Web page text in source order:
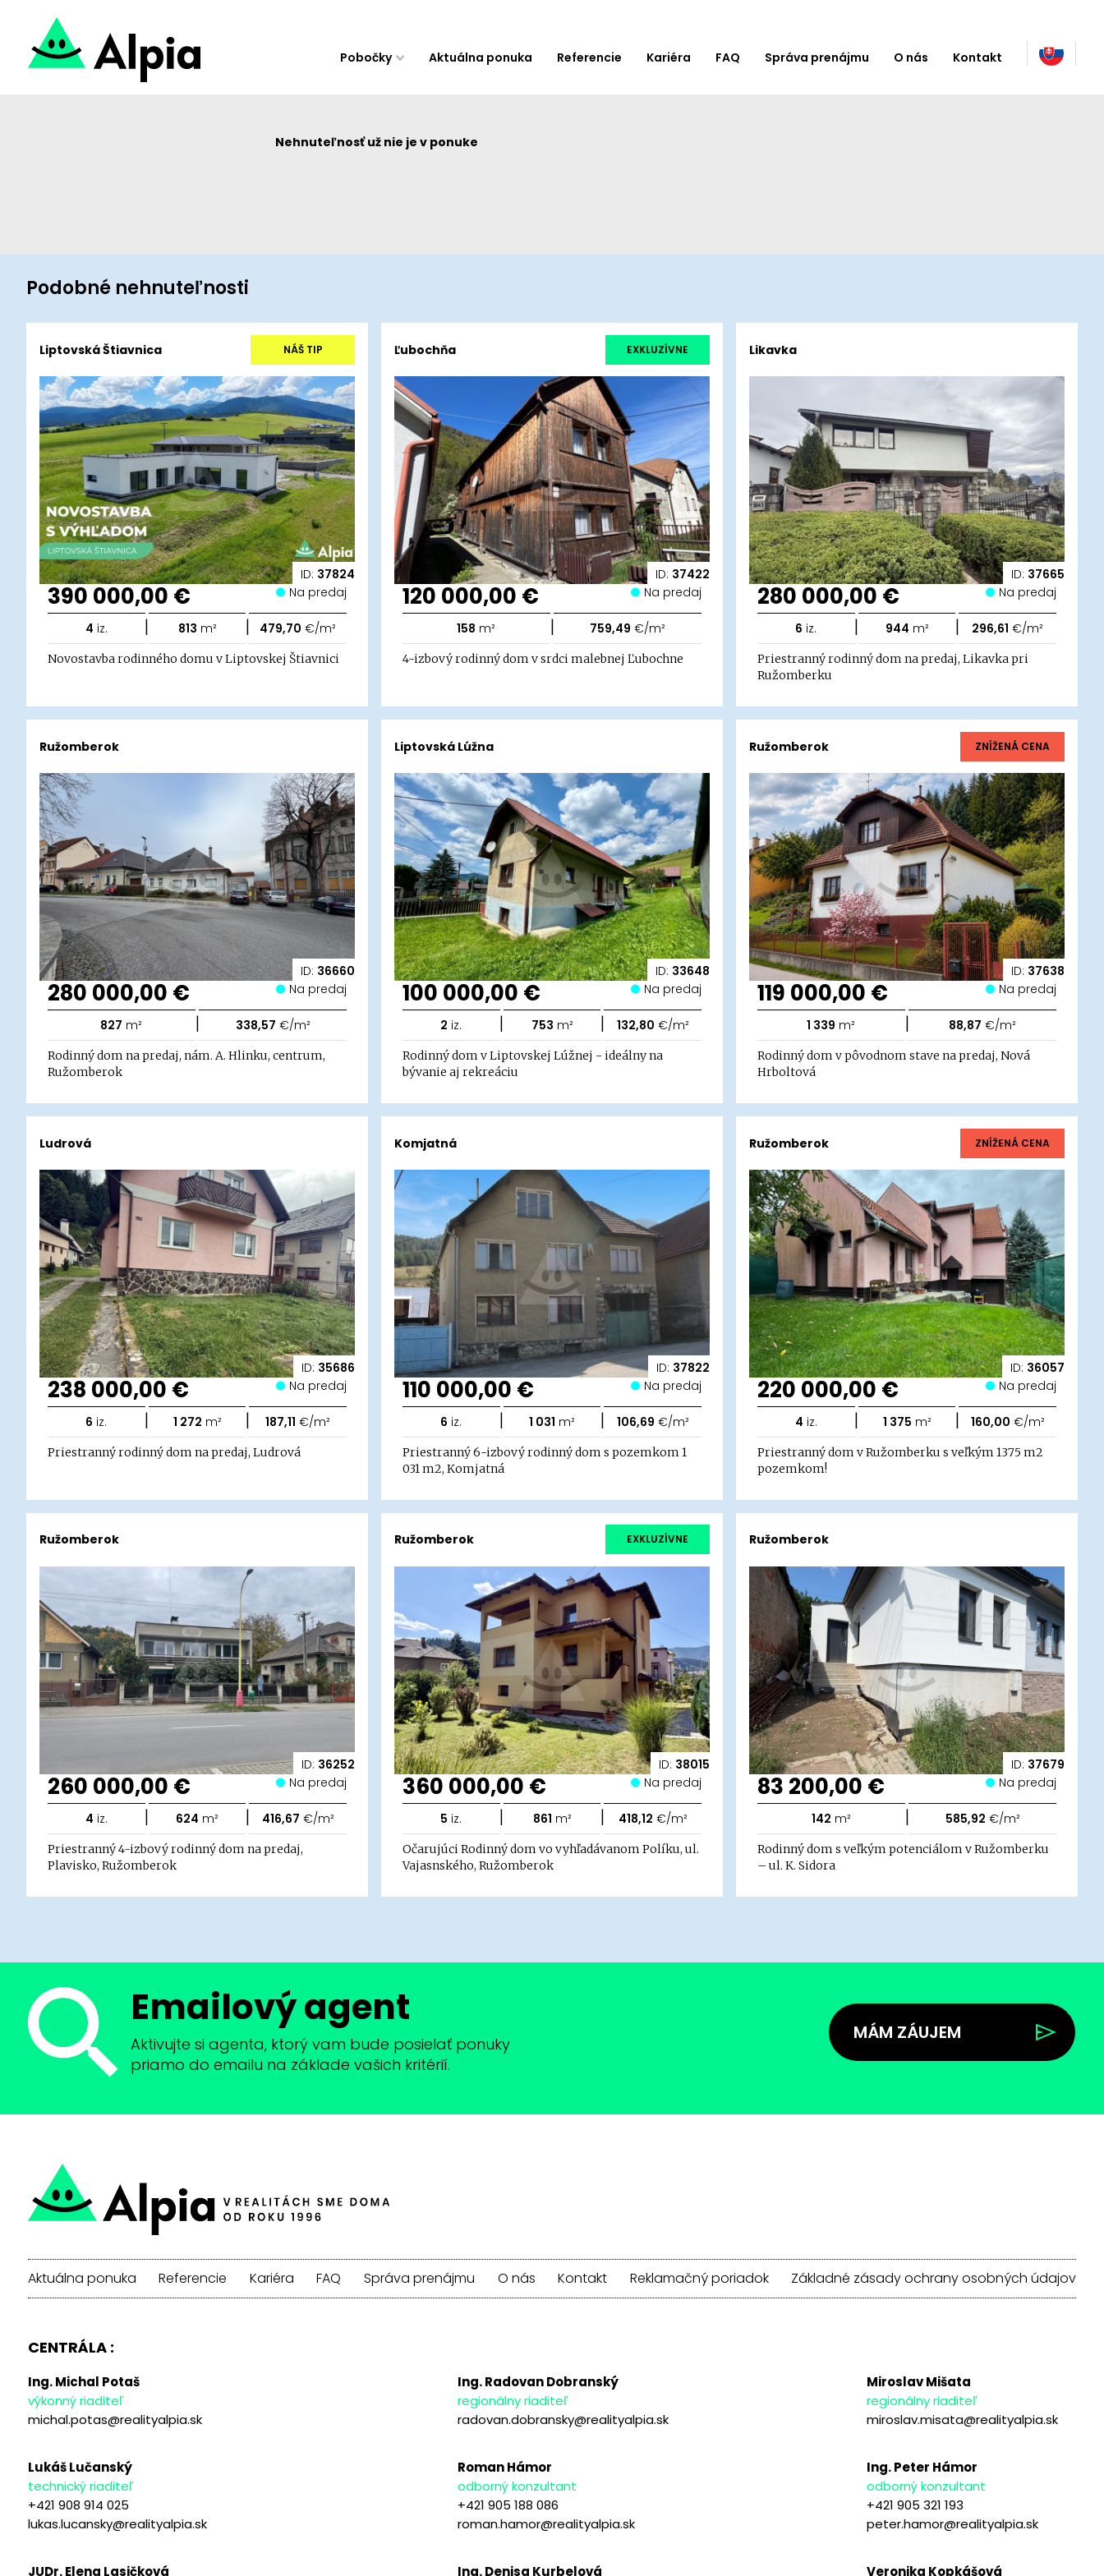
Pobočky Aktuálna ponuka Referencie Kariéra FAQ Správa prenájmu O nás Kontakt
Nehnuteľnosť už nie je v ponuke
Podobné nehnuteľnosti
ID: 37824
Liptovská Štiavnica NÁŠ TIP
390 000,00 € Na predaj
4 iz. | 813 m² | 479,70 €/m²
Novostavba rodinného domu v Liptovskej Štiavnici
ID: 37422
Ľubochňa EXKLUZÍVNE
120 000,00 € Na predaj
158 m² | 759,49 €/m²
4-izbový rodinný dom v srdci malebnej Ľubochne
ID: 37665
Likavka
280 000,00 € Na predaj
6 iz. | 944 m² | 296,61 €/m²
Priestranný rodinný dom na predaj, Likavka pri
Ružomberku
ID: 36660
Ružomberok
280 000,00 € Na predaj
827 m² | 338,57 €/m²
Rodinný dom na predaj, nám. A. Hlinku, centrum,
Ružomberok
ID: 33648
Liptovská Lúžna
100 000,00 € Na predaj
2 iz. | 753 m² | 132,80 €/m²
Rodinný dom v Liptovskej Lúžnej - ideálny na
bývanie aj rekreáciu
ID: 37638
Ružomberok ZNÍŽENÁ CENA
119 000,00 € Na predaj
1 339 m² | 88,87 €/m²
Rodinný dom v pôvodnom stave na predaj, Nová
Hrboltová
ID: 35686
Ludrová
238 000,00 € Na predaj
6 iz. | 1 272 m² | 187,11 €/m²
Priestranný rodinný dom na predaj, Ludrová
ID: 37822
Komjatná
110 000,00 € Na predaj
6 iz. | 1 031 m² | 106,69 €/m²
Priestranný 6-izbový rodinný dom s pozemkom 1
031 m2, Komjatná
ID: 36057
Ružomberok ZNÍŽENÁ CENA
220 000,00 € Na predaj
4 iz. | 1 375 m² | 160,00 €/m²
Priestranný dom v Ružomberku s veľkým 1375 m2
pozemkom!
ID: 36252
Ružomberok
260 000,00 € Na predaj
4 iz. | 624 m² | 416,67 €/m²
Priestranný 4-izbový rodinný dom na predaj,
Plavisko, Ružomberok
ID: 38015
Ružomberok EXKLUZÍVNE
360 000,00 € Na predaj
5 iz. | 861 m² | 418,12 €/m²
Očarujúci Rodinný dom vo vyhľadávanom Políku, ul.
Vajasnského, Ružomberok
ID: 37679
Ružomberok
83 200,00 € Na predaj
142 m² | 585,92 €/m²
Rodinný dom s veľkým potenciálom v Ružomberku
– ul. K. Sidora
Emailový agent
Aktivujte si agenta, ktorý vam bude posielať ponuky
priamo do emailu na základe vašich kritérií.
MÁM ZÁUJEM
Aktuálna ponuka Referencie Kariéra FAQ Správa prenájmu O nás Kontakt Reklamačný poriadok Základné zásady ochrany osobných údajov
CENTRÁLA :
Ing. Michal Potaš
výkonný riaditeľ
michal.potas@realityalpia.sk
Ing. Radovan Dobranský
regionálny riaditeľ
radovan.dobransky@realityalpia.sk
Miroslav Mišata
regionálny riaditeľ
miroslav.misata@realityalpia.sk
Lukáš Lučanský
technický riaditeľ
+421 908 914 025
lukas.lucansky@realityalpia.sk
Roman Hámor
odborný konzultant
+421 905 188 086
roman.hamor@realityalpia.sk
Ing. Peter Hámor
odborný konzultant
+421 905 321 193
peter.hamor@realityalpia.sk
JUDr. Elena Lasičková Ing. Denisa Kurbelová Veronika Kopkášová